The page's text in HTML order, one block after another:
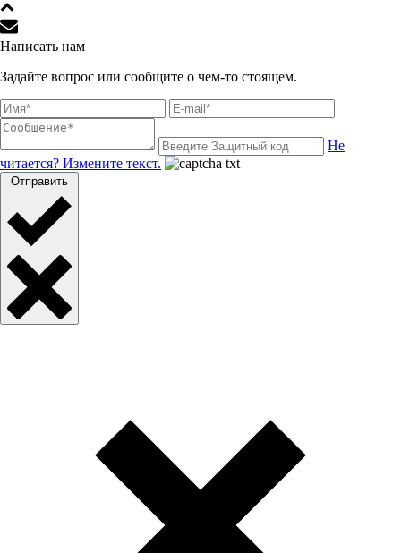
Написать нам
Задайте вопрос или сообщите о чем-то стоящем.
Не
читается? Измените текст.
Отправить